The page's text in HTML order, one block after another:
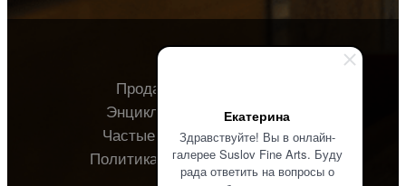
Екатерина
Здравствуйте! Вы в онлайн-
галерее Suslov Fine Arts. Буду
рада ответить на вопросы о
Продавцу
Энциклопедия
О галерее
Частые вопросы
Контакты
Политика конфиденциальности